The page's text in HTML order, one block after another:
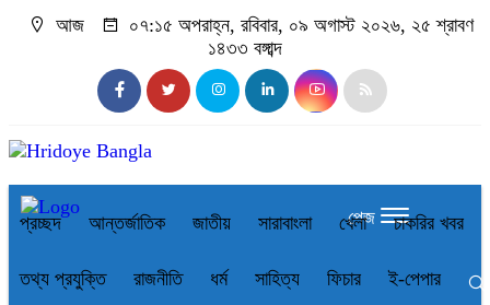
আজ
০৭:১৫ অপরাহ্ন, রবিবার, ০৯ অগাস্ট ২০২৬, ২৫ শ্রাবণ
১৪৩৩ বঙ্গাব্দ
প্রচ্ছদ আন্তর্জাতিক জাতীয় সারাবাংলা খেলা চাকরির খবর
তথ্য প্রযুক্তি রাজনীতি ধর্ম সাহিত্য ফিচার ই-পেপার
পেজ